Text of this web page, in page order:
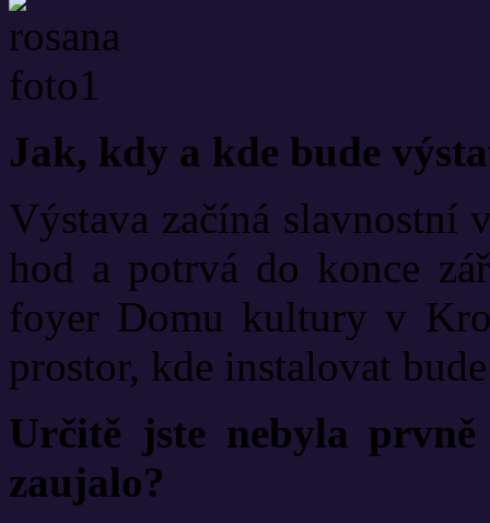
Jak, kdy a kde bude
Výstava začíná slavnostní
hod a potrvá do konce
foyer Domu kultury v
prostor, kde instalovat
Určitě jste nebyla
zaujalo?